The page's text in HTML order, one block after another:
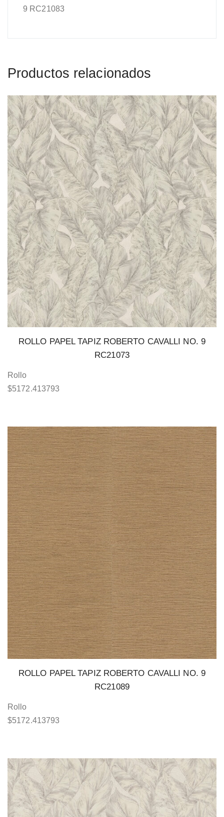
9 RC21083
Productos relacionados
ROLLO PAPEL TAPIZ ROBERTO CAVALLI NO. 9
RC21073
Rollo
$5172.413793
ROLLO PAPEL TAPIZ ROBERTO CAVALLI NO. 9
RC21089
Rollo
$5172.413793